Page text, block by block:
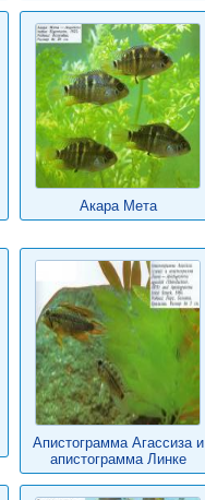
Акара Мета
Апистограмма Агассиза и
апистограмма Линке